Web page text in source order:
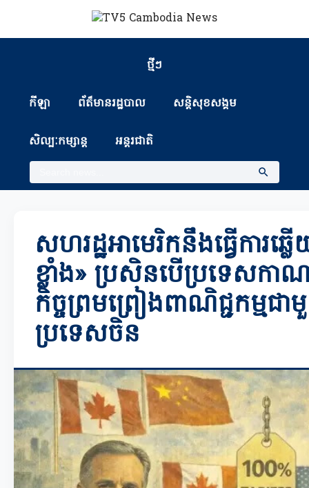
ថ្មីៗ
កីឡា ព័ត៏មានរដ្ឋបាល សន្តិសុខសង្គម
សិល្បៈកម្សាន្ត អន្តរជាតិ
សហរដ្ឋអាមេរិកនឹងធ្វើការឆ្
ខ្លាំង» ប្រសិនបើប្រទេសកា
កិច្ចព្រមព្រៀងពាណិជ្ជកម្មជ
ប្រទេសចិន